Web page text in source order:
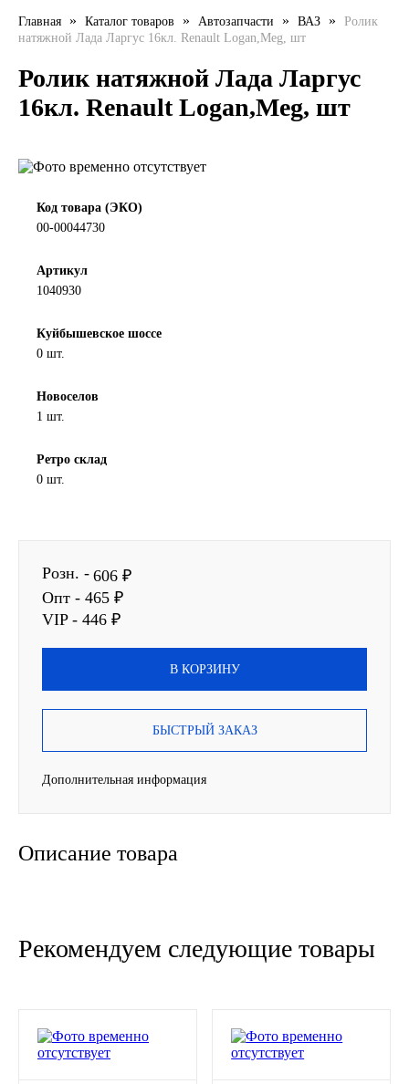
LIQUI MOLY
MANNOL
MOBIL
MOTUL
Petro Canada
REPSOL
SHELL
TOTACHI
UNIX
Valvoline
BP VISCO
ГАЗПРОМ
North Sea Lubricants
Главная » Каталог товаров » Автозапчасти » ВАЗ »
Ролик
натяжной Лада Ларгус 16кл. Renault Logan,Meg, шт
Ролик натяжной Лада Ларгус
16кл. Renault Logan,Meg, шт
Код товара (ЭКО)
00-00044730
Артикул
1040930
Куйбышевское шоссе
0 шт.
Новоселов
1 шт.
Ретро склад
0 шт.
Розн. - 606 ₽
Опт - 465 ₽
VIP - 446 ₽
В КОРЗИНУ
БЫСТРЫЙ ЗАКАЗ
Дополнительная информация
Описание товара
Рекомендуем следующие товары